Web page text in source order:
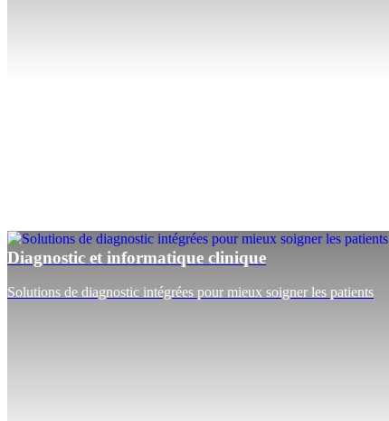
Diagnostic et informatique clinique
Solutions de diagnostic intégrées pour mieux soigner les patients